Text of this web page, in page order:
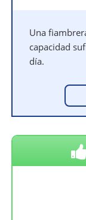
Una
capacidad
día.